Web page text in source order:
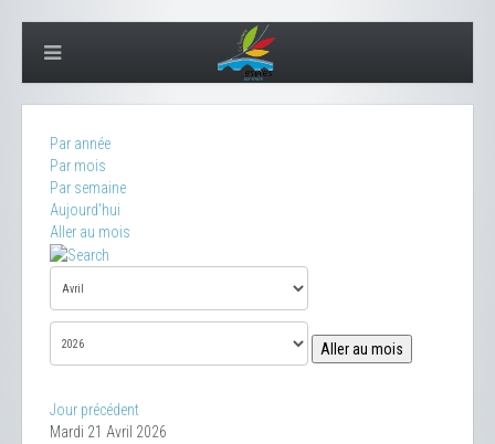
Par année
Par mois
Par semaine
Aujourd'hui
Aller au mois
Aller au mois
Jour précédent
Mardi 21 Avril 2026